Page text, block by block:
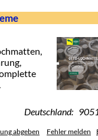
Deutschland:
abgeben Fehler melden